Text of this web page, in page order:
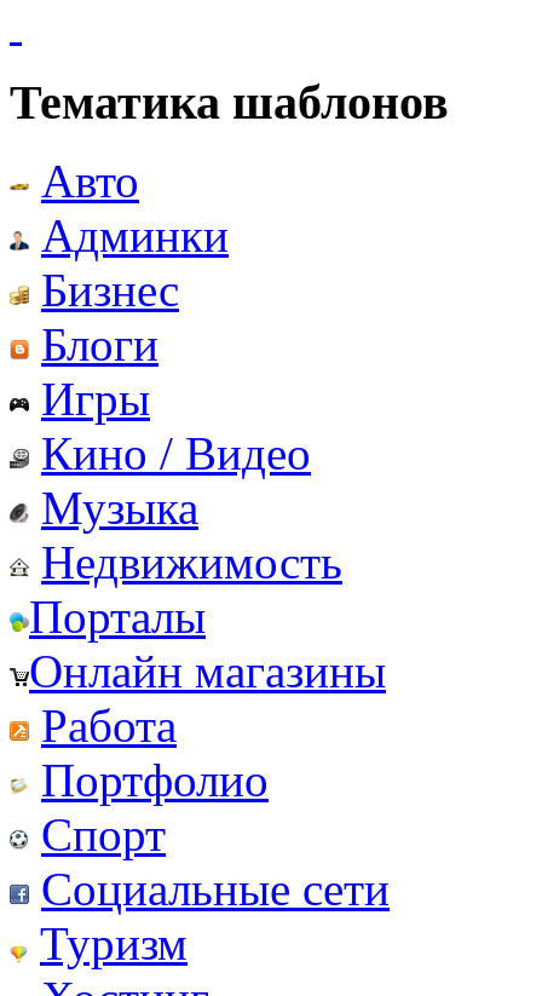
Тематика шаблонов
Авто
Админки
Бизнес
Блоги
Игры
Кино / Видео
Музыка
Недвижимость
Порталы
Онлайн магазины
Работа
Портфолио
Спорт
Социальные сети
Туризм